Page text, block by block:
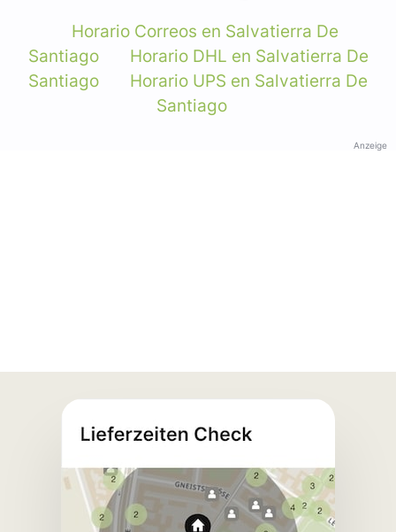
Horario Correos en Salvatierra De
Santiago
Horario DHL en Salvatierra De
Santiago
Horario UPS en Salvatierra De
Santiago
Anzeige